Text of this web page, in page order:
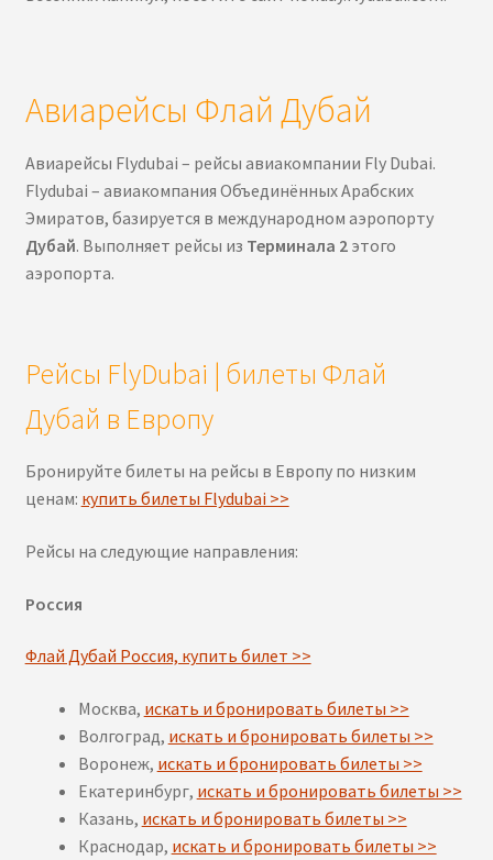
Авиарейсы Флай Дубай
Авиарейсы Flydubai – рейсы авиакомпании Fly Dubai.
Flydubai – авиакомпания Объединённых Арабских
Эмиратов, базируется в международном аэропорту
Дубай. Выполняет рейсы из Терминала 2этого
аэропорта.
Рейсы FlyDubai | билеты Флай
Дубай в Европу
Бронируйте билеты на рейсы в Европу по низким
ценам: купить билеты Flydubai >>
Рейсы на следующие направления:
Россия
Флай Дубай Россия, купить билет >>
Москва, искать и бронировать билеты >>
Волгоград, искать и бронировать билеты >>
Воронеж, искать и бронировать билеты >>
Екатеринбург, искать и бронировать билеты >>
Казань, искать и бронировать билеты >>
Краснодар, искать и бронировать билеты >>